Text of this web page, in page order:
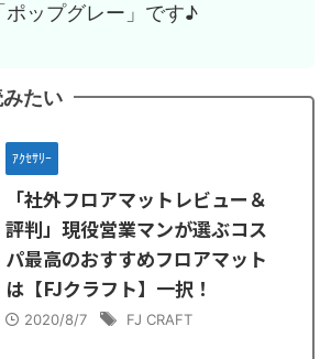
ポップグレー」です♪
たい
ｱｸｾｻﾘｰ
「社外フロアマットレビュー＆
評判」現役営業マンが選ぶコス
パ最高のおすすめフロアマット
は【FJクラフト】一択！
2020/8/7 FJ CRAFT